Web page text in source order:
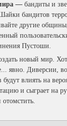
— бандиты и
бандитов
другие
Пустоши.
новый мир.
явно. Диверсии,
влиять на
и сыграет